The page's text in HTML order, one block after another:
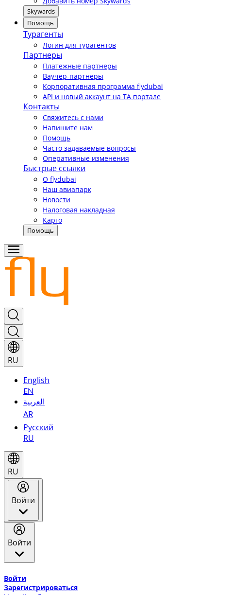
Skywards
Помощь
Турагенты
Логин для турагентов
Партнеры
Платежные партнеры
Ваучер-партнеры
Корпоративная программа flydubai
API и новый аккаунт на TA портале
Контакты
Свяжитесь с нами
Напишите нам
Помощь
Часто задаваемые вопросы
Оперативные изменения
Быстрые ссылки
О flydubai
Наш авиапарк
Новости
Налоговая накладная
Карго
Помощь
RU
English
EN
العربية
AR
Русский
RU
RU
Войти
Войти
Войти
Зарегистрироваться